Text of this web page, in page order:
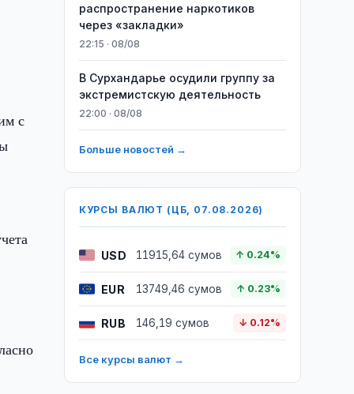
с
распространение наркотиков
через «закладки»
22:15 · 08/08
В Сурхандарье осудили группу за
экстремистскую деятельность
22:00 · 08/08
Больше новостей →
КУРСЫ ВАЛЮТ (ЦБ, 07.08.2026)
USD 11915,64 сумов ↑ 0.24%
EUR 13749,46 сумов ↑ 0.23%
RUB 146,19 сумов ↓ 0.12%
Все курсы валют →